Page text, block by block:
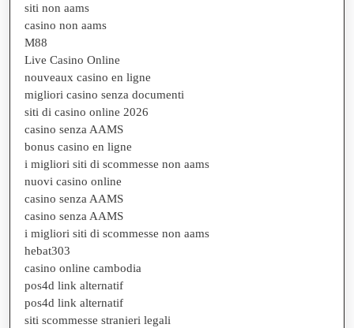
siti non aams
casino non aams
M88
Live Casino Online
nouveaux casino en ligne
migliori casino senza documenti
siti di casino online 2026
casino senza AAMS
bonus casino en ligne
i migliori siti di scommesse non aams
nuovi casino online
casino senza AAMS
casino senza AAMS
i migliori siti di scommesse non aams
hebat303
casino online cambodia
pos4d link alternatif
pos4d link alternatif
siti scommesse stranieri legali